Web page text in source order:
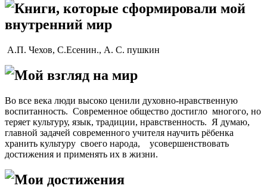
Книги, которые сформировали мой
внутренний мир
А.П. Чехов, С.Есенин., А. С. пушкин
Мой взгляд на мир
Во все века люди высоко ценили духовно-нравственную
воспитанность. Современное общество достигло многого, но
теряет культуру, язык, традиции, нравственность. Я думаю,
главной задачей современного учителя научить рёбенка
хранить культуру своего народа, усовершенствовать
достижения и применять их в жизни.
Мои достижения